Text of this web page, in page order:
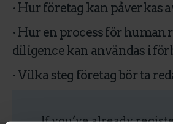
· Hur företag kan påverkas
· Hur en process för human
diligence kan användas i
· Vilka steg företag bör ta
If you’ve already